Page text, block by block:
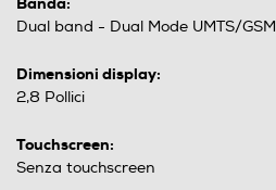
Dual band - Dual Mode UMTS/GSM
Dimensioni display:
2,8 Pollici
Touchscreen:
Senza touchscreen